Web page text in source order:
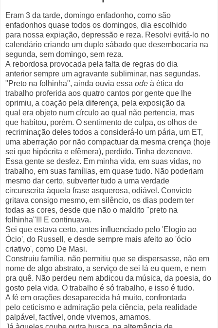
Eram 3 da tarde, domingo enfadonho, como são
enfadonhos quase todos os domingos, dia escolhido
para nossa expiação, depressão e reza. Resolvi evitá-lo no
calendário criando um duplo sábado que desembocaria na
segunda, sem domingo, sem reza.
A rebordosa provocada pela falta de regras do dia
anterior sempre um agravante subliminar, nas segundas.
"Preto na folhinha", ainda ouvia essa ode à ética do
trabalho proferida aos quatro cantos por gente que lhe
oprimiu, a coação pela diferença, pela exposição da
qual era objeto num círculo ao qual não pertencia, mas
que habitou, porém. O sentimento de culpa, os olhos de
recriminação deles todos a considerá-lo um pária, um ET,
uma aberração por não compactuar da mesma crença (hoje
sei que hipócrita e efêmera), perdido. Tinha dezenove.
Essa gente se desfez. Em minha vida, em suas vidas, no
trabalho, em suas famílias, em quase tudo. Não poderiam
mesmo dar certo, subverter tudo a uma verdade
circunscrita àquela frase asquerosa, odiável. Convicto
gritava consigo mesmo, em silêncio, os dias podem ter
todas as cores, desde que não o maldito "preto na
folhinha"!!! E continuava.
Sei que estava certo, antes influenciado pelo 'Elogio ao
Ócio', do Russell, e desde sempre mais afeito ao 'ócio
criativo', como De Masi.
Construiu família, não permitiu que se dispersasse, não em
nome de algo abstrato, a serviço de sei lá eu quem, e nem
pra quê. Não perdeu nem abdicou da música, da poesia, do
gosto pela vida. O trabalho é só trabalho, e isso é tudo.
A fé em orações desaparecida há muito, confrontada
pelo ceticismo e admiração pela ciência, pela realidade
palpável, factível, onde vivemos, amamos.